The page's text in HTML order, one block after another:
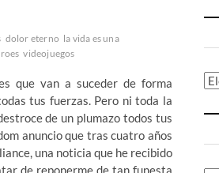
dolor eterno la vida es una
videojuegos
que van a suceder de forma
tus fuerzas. Pero ni toda la
de un plumazo todos tus
anuncio que tras cuatro años
una noticia que he recibido